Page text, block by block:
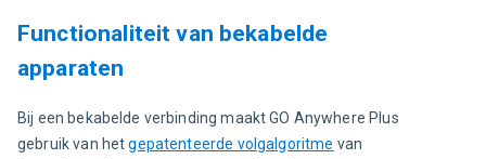
Functionaliteit van bekabelde
apparaten
Bij een bekabelde verbinding maakt GO Anywhere Plus
gebruik van het gepatenteerde volgalgoritme van